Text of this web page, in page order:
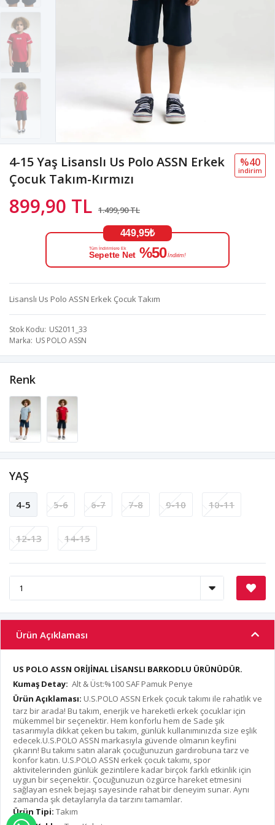
4-15 Yaş Lisanslı Us Polo ASSN Erkek
Çocuk Takım-Kırmızı
899,90 TL 1.499,90 TL
%40
i̇ndi̇ri̇m
449,95₺
Tüm İndirimlere Ek
Sepette Net %50 İndirim!
Lisanslı Us Polo ASSN Erkek Çocuk Takım
Stok Kodu US2011_33
Marka US POLO ASSN
Renk
YAŞ
4-5 5-6 6-7 7-8 9-10 10-11
12-13 14-15
Ürün Açıklaması
US POLO ASSN ORİJİNAL LİSANSLI BARKODLU ÜRÜNÜDÜR.
Kumaş Detay: Alt & Üst:%100 SAF Pamuk Penye
Ürün Açıklaması: U.S.POLO ASSN Erkek çocuk takımı ile rahatlık ve
tarz bir arada! Bu takım, enerjik ve hareketli erkek çocuklar için
mükemmel bir seçenektir. Hem konforlu hem de Sade şık
tasarımıyla dikkat çeken bu takım, günlük kullanımınızda size eşlik
edecek.U.S.POLO ASSN markasıyla güvende olmanın keyfini
çıkarın! Bu takımı satın alarak çocuğunuzun gardırobuna tarz ve
konfor katın. U.S.POLO ASSN erkek çocuk takımı, spor
aktivitelerinden günlük gezintilere kadar birçok farklı etkinlik için
uygun bir seçenektir. Çocuğunuzun özgürce hareket etmesini
sağlayan esnek bejaşı sayesinde rahat bir deneyim sunar. Aynı
zamanda şık detaylarıyla da tarzını tamamlar.
Ürün Tipi: Takım